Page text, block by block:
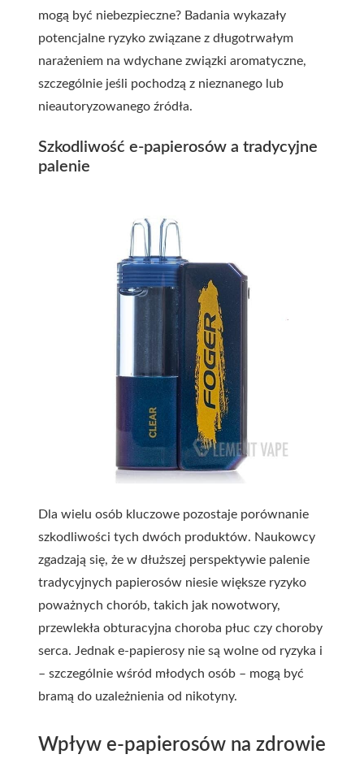
mogą być niebezpieczne? Badania wykazały
potencjalne ryzyko związane z długotrwałym
narażeniem na wdychane związki aromatyczne,
szczególnie jeśli pochodzą z nieznanego lub
nieautoryzowanego źródła.
Szkodliwość e-papierosów a tradycyjne
palenie
Dla wielu osób kluczowe pozostaje porównanie
szkodliwości tych dwóch produktów. Naukowcy
zgadzają się, że w dłuższej perspektywie palenie
tradycyjnych papierosów niesie większe ryzyko
poważnych chorób, takich jak nowotwory,
przewlekła obturacyjna choroba płuc czy choroby
serca. Jednak e-papierosy nie są wolne od ryzyka i
– szczególnie wśród młodych osób – mogą być
bramą do uzależnienia od nikotyny.
Wpływ e-papierosów na zdrowie